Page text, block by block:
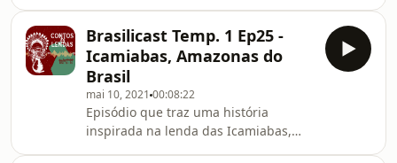
Ramaianne (Design Gráfico/ Voz nas
Vinhetas)
informações neste link:
https://multibrasilis.wordpress.com/2021/05/26/
26-festa-do-divino-de-paraty-rj/ FICHA
TÉCNICA - BRASILICAST Daniel
Walassy (Apresentação/ Roteiro/
Edição) Dani Ramaianne (Design
Gráfico/ Voz nas Vinhetas)
Brasilicast Temp. 1 Ep25 -
Icamiabas, Amazonas do
Brasil
mai 10, 2021 00:08:22
Episódio que traz uma história
inspirada na lenda das Icamiabas,